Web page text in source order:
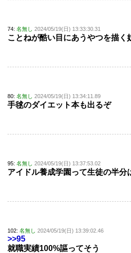
74: 名無し 2024/05/19(日) 13:33:30.31
ことねが酷い目にあうやつを描く
80: 名無し 2024/05/19(日) 13:34:11.89
手毬のダイエット本も出るぞ
95: 名無し 2024/05/19(日) 13:37:53.02
アイドル養成学園って生徒の半分
102: 名無し 2024/05/19(日) 13:39:02.46
>>95
就職実績100%謳ってそう